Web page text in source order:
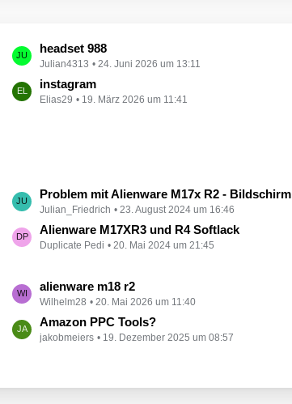
t
ä
L
e
t
z
t
r
ä
headset 988
Julian4313 24. Juni 2026 um 13:11
instagram
Elias29 19. März 2026 um 11:41
L
e
t
z
e
B
e
i
ä
Problem mit Alienware M17x R2 - Bildschirm bleibt schwarz beim Start
Julian_Friedrich 23. August 2024 um 16:46
Alienware M17XR3 und R4 Softlack
Duplicate Pedi 20. Mai 2024 um 21:45
L
e
t
z
alienware m18 r2
Wilhelm28 20. Mai 2026 um 11:40
Amazon PPC Tools?
jakobmeiers 19. Dezember 2025 um 08:57